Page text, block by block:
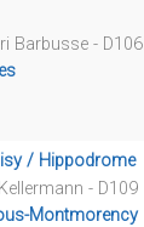
Barbusse - D106
/ Hippodrome
- D109
Montmorency